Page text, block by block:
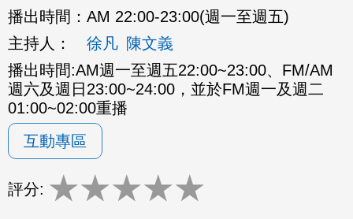
播出時間： AM 22:00-23:00(週一至週五)
主持人：
徐凡 陳文義
播出時間:AM週一至週五22:00~23:00、FM/AM
週六及週日23:00~24:00，並於FM週一及週二
01:00~02:00重播
互動專區
評分: ★★★★★